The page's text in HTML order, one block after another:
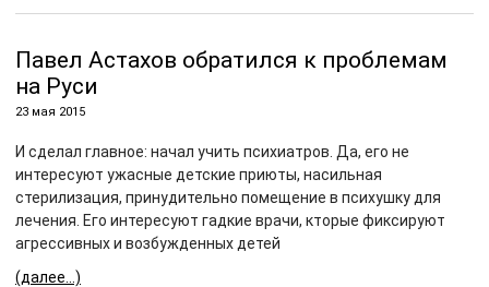
Павел Астахов обратился к проблемам
на Руси
23 мая 2015
И сделал главное: начал учить психиатров. Да, его не
интересуют ужасные детские приюты, насильная
стерилизация, принудительно помещение в психушку для
лечения. Его интересуют гадкие врачи, кторые фиксируют
агрессивных и возбужденных детей
(далее…)